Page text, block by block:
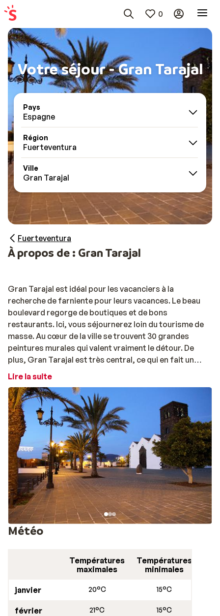
0
Votre séjour - Gran Tarajal
Pays
Espagne
Région
Fuerteventura
Ville
Gran Tarajal
Fuerteventura
À propos de : Gran Tarajal
Gran Tarajal est idéal pour les vacanciers à la
recherche de farniente pour leurs vacances. Le beau
boulevard regorge de boutiques et de bons
restaurants. Ici, vous séjournerez loin du tourisme de
masse. Au cœur de la ville se trouvent 30 grandes
peintures murales qui valent vraiment le détour. De
plus, Gran Tarajal est très central, ce qui en fait un
point de départ idéal pour découvrir le reste de
Gran Tarajal possède une belle plage de sable de plus
de 500 mètres de long et environ 70 mètres de large à
son point le plus large. Ici, vous trouverez partout un
endroit merveilleux pour une journée de détente sur la
plage. Vous rencontrerez aussi beaucoup de surfeurs.
Vous ne manquerez pas de remarquer le sable noir,
typique des Canaries.
Ne manquez pas de visiter le port, où vous pourrez
déguster du poisson frais. À la tête du port, vous
trouverez une poissonnerie où le poisson pêché
quotidiennement est vendu.
Lire la suite
Météo
Températures
maximales
Températures
minimales
janvier 20°C 15°C
février 21°C 15°C